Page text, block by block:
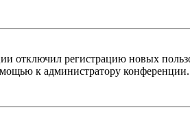
отключил регистрацию новых
к администратору конференции.